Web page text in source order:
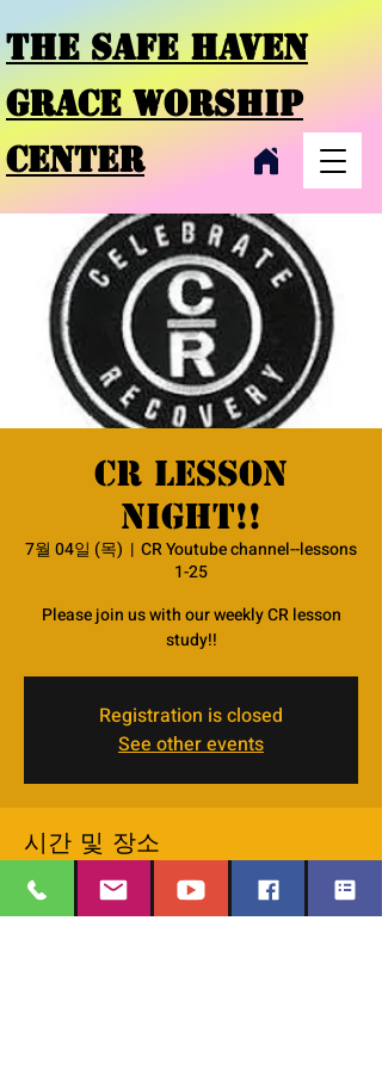
THE SAFE HAVEN
GRACE WORSHIP
CENTER
CR Lesson
night!!
7월 04일 (목)
  |
CR Youtube channel--lessons
1-25
Please join us with our weekly CR lesson
study!!
Registration is closed
See other events
시간 및 장소
2024년 7월 04일 오후 7:00 – 오후 8:20 GMT-
6